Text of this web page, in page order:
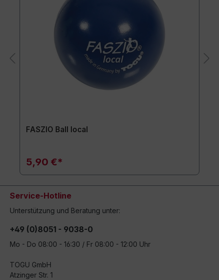
FASZIO Ball local
5,90 €*
Service-Hotline
Unterstützung und Beratung unter:
+49 (0)8051 - 9038-0
Mo - Do 08:00 - 16:30 / Fr 08:00 - 12:00 Uhr
TOGU GmbH
Atzinger Str. 1